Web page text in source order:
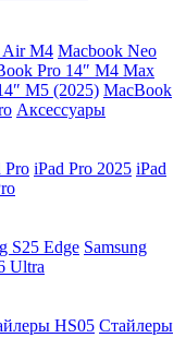
Air М4 Macbook Neo
Pro 14″ M4 Max
M5 (2025) MacBook
Аксессуары
Pro iPad Pro 2025 iPad
S25 Edge Samsung
Ultra
HS05 Стайлеры